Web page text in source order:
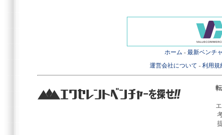
ホーム - 最新ベンチ
運営会社について - 利用規